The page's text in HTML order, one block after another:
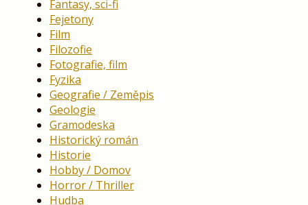
Fantasy, sci-fi
Fejetony
Film
Filozofie
Fotografie, film
Fyzika
Geografie / Zeměpis
Geologie
Gramodeska
Historický román
Historie
Hobby / Domov
Horror / Thriller
Hudba